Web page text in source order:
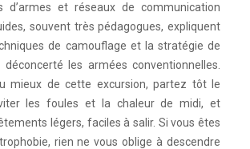
d’armes et réseaux de communication
souvent très pédagogues, expliquent
de camouflage et la stratégie de
les armées conventionnelles.
mieux de cette excursion, partez tôt le
les foules et la chaleur de midi, et
légers, faciles à salir. Si vous êtes
rien ne vous oblige à descendre